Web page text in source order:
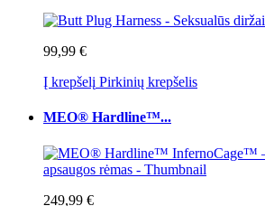
99,99 €
Į krepšelį Pirkinių krepšelis
MEO® Hardline™...
249,99 €